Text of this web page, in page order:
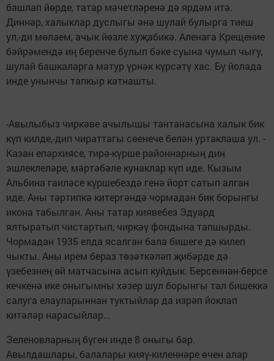
башлап йөрде, татар мәчетләренә дә ярдәм итә.
Диннәр, халыклар дуслыгы әнә шулай булырга тиеш
ул,-ди мөлаем, ачык йөзле хуҗабикә. Аленага Крещение
бәйрәмендә иң беренче булып бәке суына чумып чыгу,
шулай башкаларга матур үрнәк күрсәтү хас. Бу йолада
инде унынчы тапкыр катнашты.
-Авылыбыз чиркәве ачылышы тантанасына халык бик
күп килде,-дип чираттагы сөенече белән уртаклаша ул. -
Казан епархиясе, тирә-күрше районнарның дин
эшлеклеләре, мәртәбәле кунаклар күп иде. Кызым
Альбина гаиләсе күршебездә генә йорт сатып алган
иде. Аны тәртипкә китергәндә чормадан бик борынгы
икона табылган. Аны татар киявебез Эдуард
ялтыратып чистартып, чиркәү фондына тапшырды.
Чормадан 1935 елда ясалган бала бишеге дә килеп
чыкты. Аны ирем бераз төзәткәләп җибәрде дә
үзебезнең өй матчасына асып куйдык. Берсеннән-берсе
кечкенә ике оныгымны хәзер шул борынгы тал бишеккә
салуга елауларыннан туктыйлар да изрәп йоклап
китәләр нарасыйлар...
Зеленовларның бүген инде 8 оныгы бар.
Авылдашлары, балалары кияү-киленнәре өчен алар